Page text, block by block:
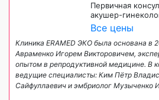
Первичная
акушер-
Все цены
Клиника ERAMED ЭКО была основана в
Авраменко Игорем Викторовичем,
опытом в репродуктивной медицине. В
ведущие специалисты: Ким Пётр
Сайфуллаевич и эмбриолог Музыченко